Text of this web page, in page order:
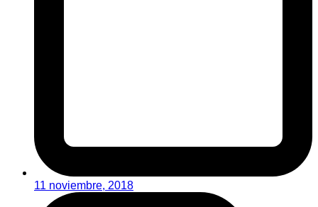
11 noviembre, 2018